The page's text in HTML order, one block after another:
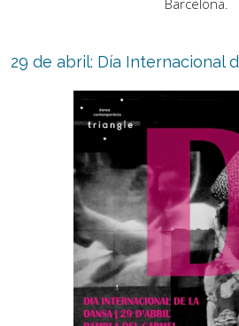
Barcelona.
29 de abril: Día Internacional